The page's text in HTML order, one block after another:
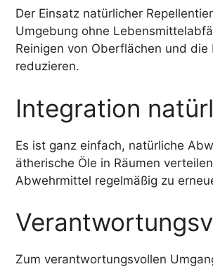
Der Einsatz natürlicher
Umgebung ohne
Reinigen von Oberflächen und
reduzieren.
Integration
Es ist ganz einfach, natürliche
ätherische Öle in Räumen
Abwehrmittel regelmäßig zu
Zum verantwortungsvollen